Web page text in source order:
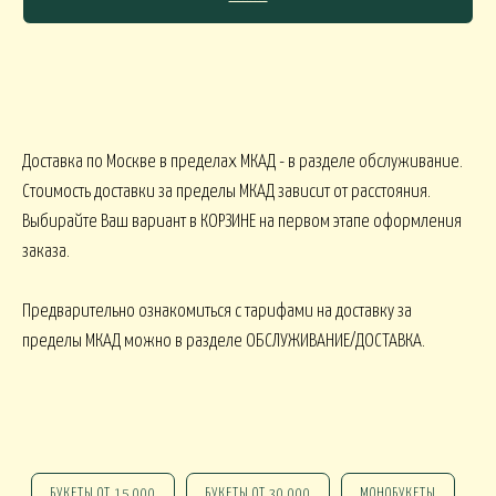
ГОРШЕЧНЫЕ
НГ
НГ настольные ДО 15000
В НАЛИЧИИ
В МАРТИННИЦЕ
Доставка по Москве в пределах МКАД - в разделе обслуживание.
Стоимость доставки за пределы МКАД зависит от расстояния.
Выбирайте Ваш вариант в КОРЗИНЕ на первом этапе оформления
заказа.
Предварительно ознакомиться с тарифами на доставку за
пределы МКАД можно в разделе ОБСЛУЖИВАНИЕ/ДОСТАВКА.